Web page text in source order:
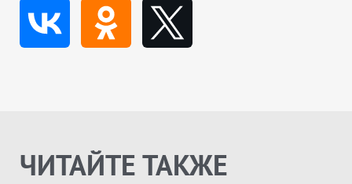
ЧИТАЙТЕ ТАКЖЕ